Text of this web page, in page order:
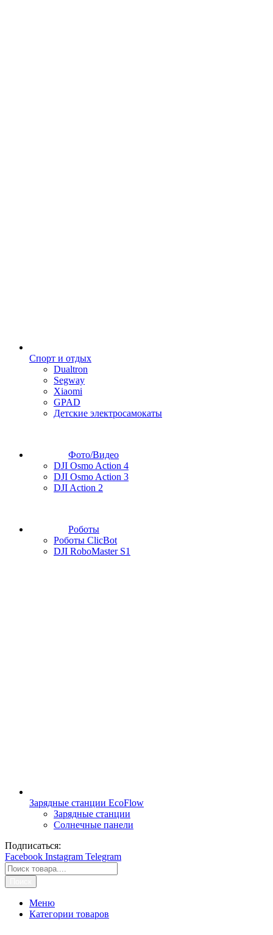
Спорт и отдых
Dualtron
Segway
Xiaomi
GPAD
Детские электросамокаты
Фото/Видео
DJI Osmo Action 4
DJI Osmo Action 3
DJI Action 2
Роботы
Роботы ClicBot
DJI RoboMaster S1
Зарядные станции EcoFlow
Зарядные станции
Солнечные панели
Подписаться:
Facebook Instagram Telegram
Меню
Категории товаров